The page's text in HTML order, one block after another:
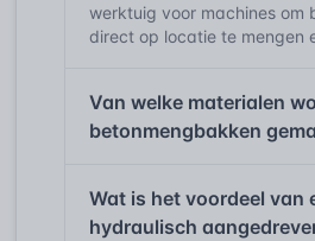
werktuig voor machines om
direct op locatie te mengen
Van welke materialen
betonmengbakken
Wat is het voordeel van
hydraulisch